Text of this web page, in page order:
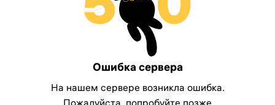
Ошибка сервера
На нашем сервере возникла ошибка.
Пожалуйста, попробуйте позже